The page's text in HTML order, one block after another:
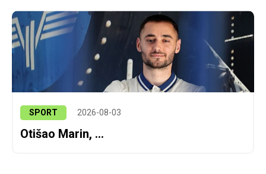
SPORT 2026-08-03
Otišao Marin, ...